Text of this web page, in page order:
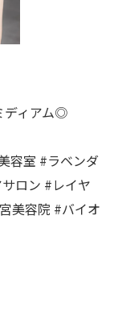
ディアム◎
容室 #ラベンダ
ロン #レイヤ
美容院 #バイオ